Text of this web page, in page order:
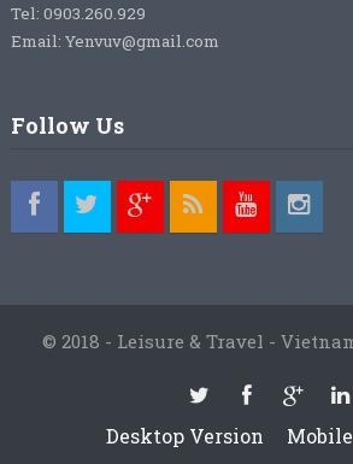
Tel: 0903.260.929
Email: Yenvuv@gmail.com
Follow Us
© 2018 - Leisure & Travel -
Desktop Version